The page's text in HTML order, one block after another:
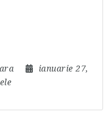
ianuarie 27,